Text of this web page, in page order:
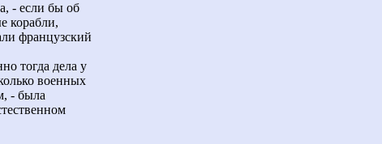
- если бы об
корабли,
французский
тогда дела у
военных
- была